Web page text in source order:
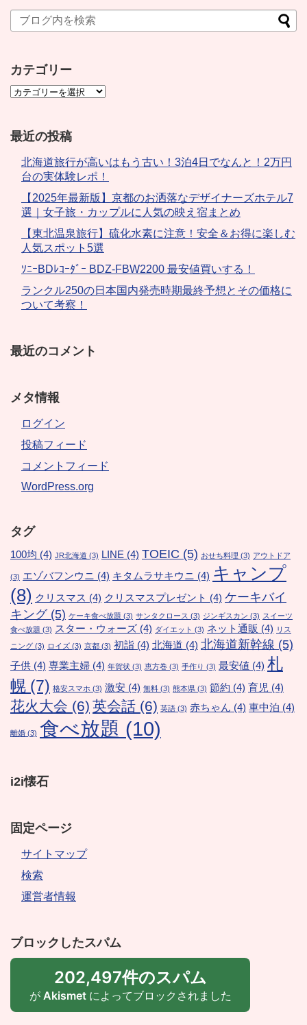
カテゴリー
最近の投稿
北海道旅行が高いはもう古い！3泊4日でなんと！2万円
台の実体験レポ！
【2025年最新版】京都のお洒落なデザイナーズホテル7
選｜女子旅・カップルに人気の映え宿まとめ
【東北温泉旅行】硫化水素に注意！安全＆お得に楽しむ
人気スポット5選
ｿﾆｰBDﾚｺｰﾀﾞｰ BDZ-FBW2200 最安値買いする！
ランクル250の日本国内発売時期最終予想とその価格に
ついて考察！
最近のコメント
メタ情報
ログイン
投稿フィード
コメントフィード
WordPress.org
タグ
100均 (4) JR北海道 (3) LINE (4) TOEIC (5) おせち料理 (3) アウトドア
(3) エゾバフンウニ (4) キタムラサキウニ (4) キャンプ
(8) クリスマス (4) クリスマスプレゼント (4) ケーキバイ
キング(5) ケーキ食べ放題 (3) サンタクロース (3) ジンギスカン (3) スイーツ
食べ放題 (3) スター・ウォーズ (4) ダイエット (3) ネット通販 (4) リス
ニング (3) ロイズ (3) 京都 (3) 初詣 (4) 北海道 (4) 北海道新幹線 (5)
子供 (4) 専業主婦 (4) 年賀状 (3) 恵方巻 (3) 手作り (3) 最安値 (4) 札
幌 (7) 格安スマホ (3) 激安 (4) 無料 (3) 熊本県 (3) 節約 (4) 育児 (4)
花火大会 (6) 英会話 (6) 英語 (3) 赤ちゃん (4) 車中泊 (4)
離婚 (3) 食べ放題 (10)
i2i懐石
固定ページ
サイトマップ
検索
運営者情報
ブロックしたスパム
202,497件のスパム
が Akismetによってブロックされました